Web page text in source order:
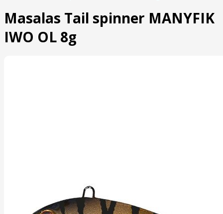
Masalas Tail spinner MANYFIK
IWO OL 8g